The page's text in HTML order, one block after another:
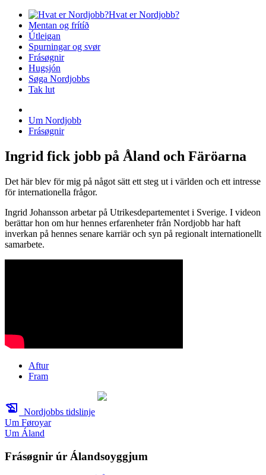
Hvat er Nordjobb?
Mentan og frítíð
Útleigan
Spurningar og svør
Frásøgnir
Hugsjón
Søga Nordjobbs
Tak lut
Um Nordjobb
Frásøgnir
Ingrid fick jobb på Åland och Färöarna
Det här blev för mig på något sätt ett steg ut i världen och ett intresse
för internationella frågor.
Ingrid Johansson arbetar på Utrikesdepartementet i Sverige. I videon
berättar hon om hur hennes erfarenheter från Nordjobb har haft
inverkan på hennes senare karriär och syn på regionalt internationellt
samarbete.
Aftur
Fram
history_edu
Nordjobbs tidslinje
Um Føroyar
Um Áland
Frásøgnir úr Álandsoyggjum